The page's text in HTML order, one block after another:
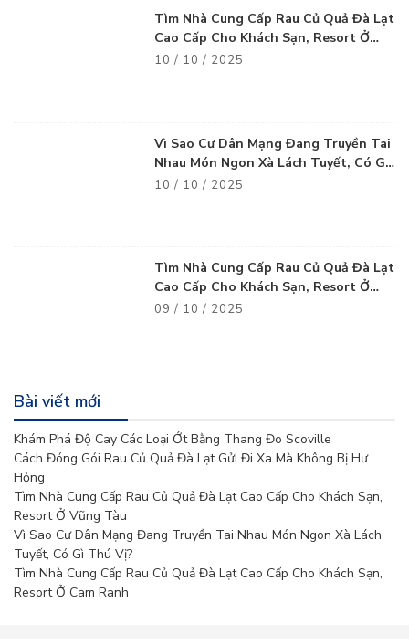
Tìm Nhà Cung Cấp Rau Củ Quả Đà Lạt
Cao Cấp Cho Khách Sạn, Resort Ở
Vũng Tàu
10 / 10 / 2025
Vì Sao Cư Dân Mạng Đang Truyền Tai
Nhau Món Ngon Xà Lách Tuyết, Có Gì
Thú Vị?
10 / 10 / 2025
Tìm Nhà Cung Cấp Rau Củ Quả Đà Lạt
Cao Cấp Cho Khách Sạn, Resort Ở
Cam Ranh
09 / 10 / 2025
Bài viết mới
Khám Phá Độ Cay Các Loại Ớt Bằng Thang Đo Scoville
Cách Đóng Gói Rau Củ Quả Đà Lạt Gửi Đi Xa Mà Không Bị Hư
Hỏng
Tìm Nhà Cung Cấp Rau Củ Quả Đà Lạt Cao Cấp Cho Khách Sạn,
Resort Ở Vũng Tàu
Vì Sao Cư Dân Mạng Đang Truyền Tai Nhau Món Ngon Xà Lách
Tuyết, Có Gì Thú Vị?
Tìm Nhà Cung Cấp Rau Củ Quả Đà Lạt Cao Cấp Cho Khách Sạn,
Resort Ở Cam Ranh